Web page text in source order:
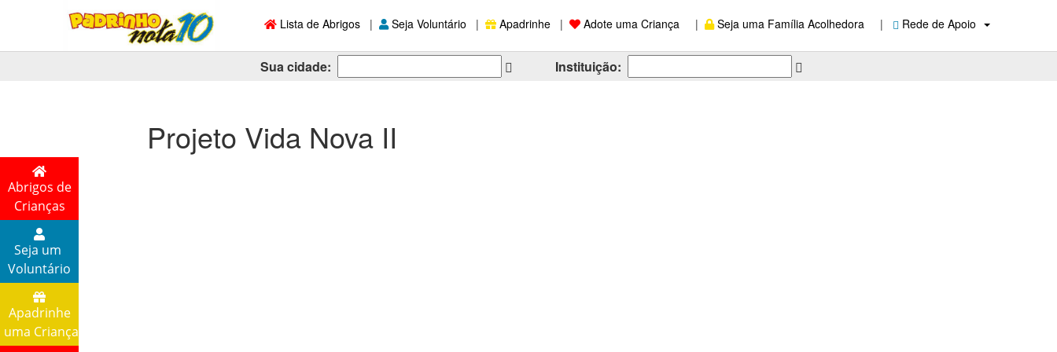
Lista de Abrigos | Seja Voluntário | Apadrinhe | Adote uma Criança | Seja uma Família Acolhedora | Rede de Apoio
Sua cidade: Instituição:
Abrigos de
Crianças
Seja um
Voluntário
Apadrinhe
uma Criança
Projeto Vida Nova II